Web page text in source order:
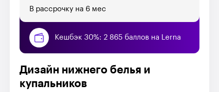
В рассрочку на 6 мес
Кешбэк 30%: 2 865 баллов на Lerna
Дизайн нижнего белья и
купальников